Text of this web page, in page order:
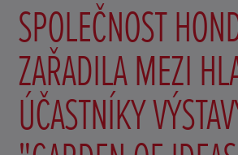
SPOLEČNOST
ZAŘADILA MEZI
ÚČASTNÍKY